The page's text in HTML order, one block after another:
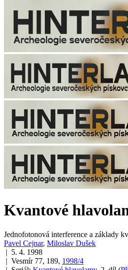
Kvantové
Jednofotonová interference a základy
Pavel Cejnar, Miloslav Dušek
| 5. 4. 1998
| Vesmír 77, 189, 1998/4